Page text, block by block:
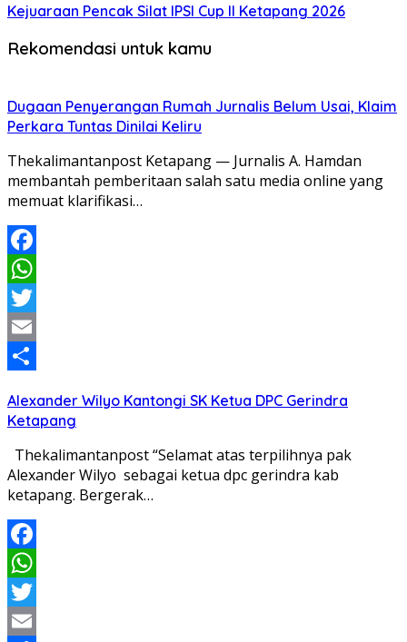
Kejuaraan Pencak Silat IPSI Cup II Ketapang 2026
Rekomendasi untuk kamu
Dugaan Penyerangan Rumah Jurnalis Belum Usai, Klaim
Perkara Tuntas Dinilai Keliru
Thekalimantanpost Ketapang — Jurnalis A. Hamdan
membantah pemberitaan salah satu media online yang
memuat klarifikasi…
Facebook
WhatsApp
Twitter
Email
Alexander Wilyo Kantongi SK Ketua DPC Gerindra
Ketapang
Thekalimantanpost “Selamat atas terpilihnya pak
Alexander Wilyo sebagai ketua dpc gerindra kab
ketapang. Bergerak…
Facebook
WhatsApp
Twitter